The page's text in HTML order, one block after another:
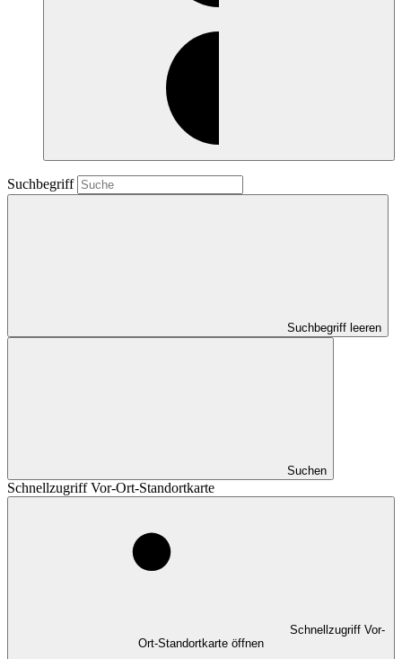
Suchbegriff
Suchbegriff leeren
Suchen
Schnellzugriff Vor-Ort-Standortkarte
Schnellzugriff Vor-
Ort-Standortkarte öffnen